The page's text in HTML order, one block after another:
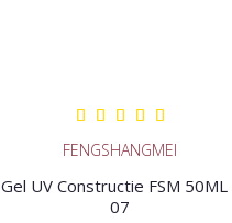
FENGSHANGMEI
Gel UV Constructie FSM 50ML
07